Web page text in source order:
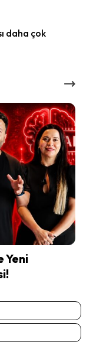
daha çok
Yeni